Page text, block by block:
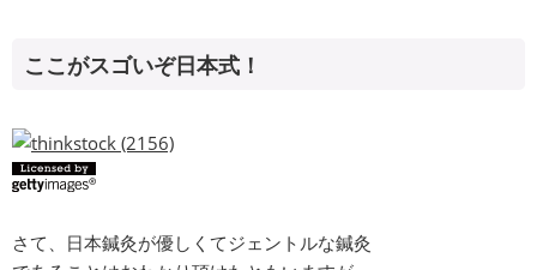
ここがスゴいぞ日本式！
さて、日本鍼灸が優しくてジェントルな鍼灸